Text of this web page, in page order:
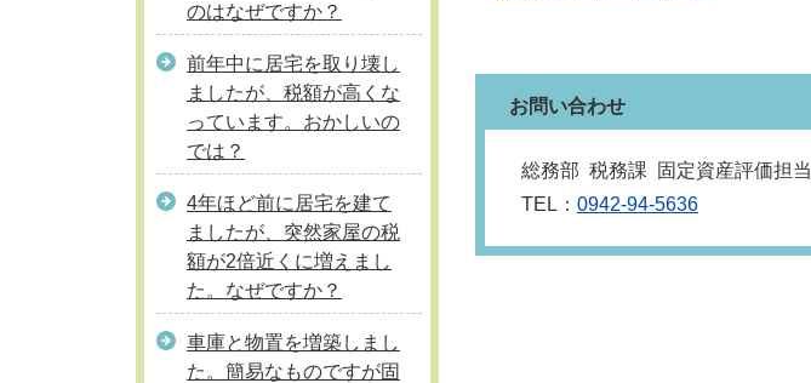
のはなぜですか？
前年中に居宅を取り壊し
ましたが、税額が高くな
っています。おかしいの
では？
4年ほど前に居宅を建て
ましたが、突然家屋の税
額が2倍近くに増えまし
た。なぜですか？
車庫と物置を増築しまし
た。簡易なものですが固
お問い合わせ
総務部 税務課 固定資産評価担当
TEL： 0942-94-5636